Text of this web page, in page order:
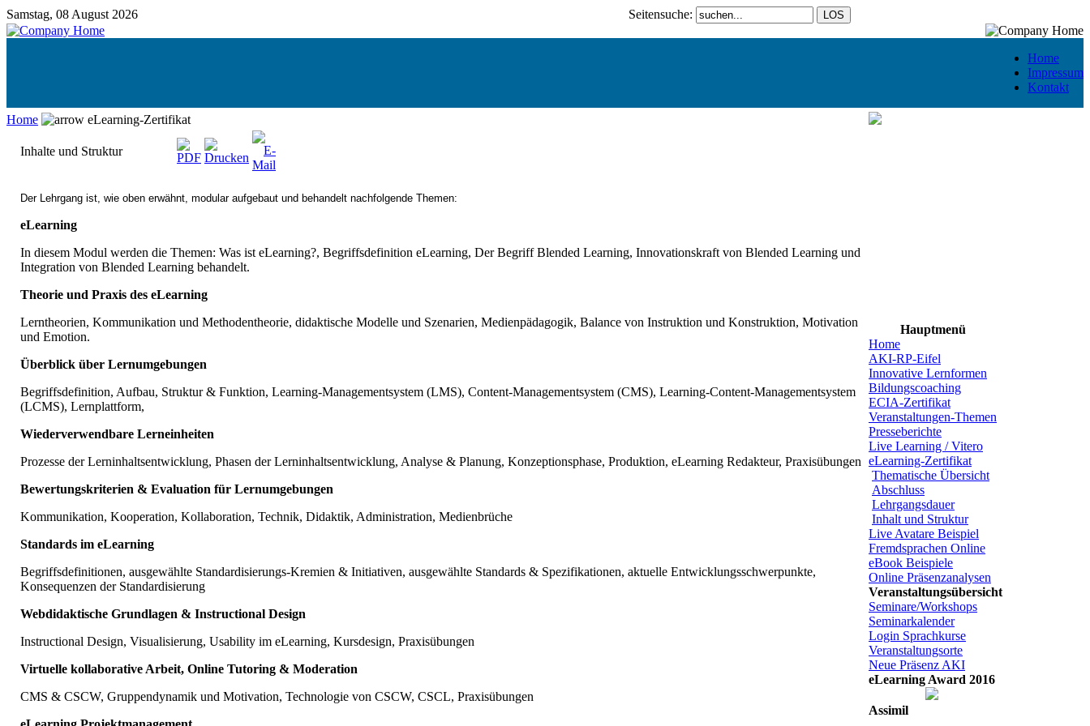
Samstag, 08 August 2026 Seitensuche:
Home
Impressum
Kontakt
Home eLearning-Zertifikat
Inhalte und Struktur
Der Lehrgang ist, wie oben erwähnt, modular aufgebaut und behandelt nachfolgende Themen:
eLearning
In diesem Modul werden die Themen: Was ist eLearning?, Begriffsdefinition eLearning, Der Begriff Blended Learning, Innovationskraft von Blended Learning und
Integration von Blended Learning behandelt.
Theorie und Praxis des eLearning
Lerntheorien, Kommunikation und Methodentheorie, didaktische Modelle und Szenarien, Medienpädagogik, Balance von Instruktion und Konstruktion, Motivation
und Emotion.
Überblick über Lernumgebungen
Begriffsdefinition, Aufbau, Struktur & Funktion, Learning-Managementsystem (LMS), Content-Managementsystem (CMS), Learning-Content-Managementsystem
(LCMS), Lernplattform,
Wiederverwendbare Lerneinheiten
Prozesse der Lerninhaltsentwicklung, Phasen der Lerninhaltsentwicklung, Analyse & Planung, Konzeptionsphase, Produktion, eLearning Redakteur, Praxisübungen
Bewertungskriterien & Evaluation für Lernumgebungen
Kommunikation, Kooperation, Kollaboration, Technik, Didaktik, Administration, Medienbrüche
Standards im eLearning
Begriffsdefinitionen, ausgewählte Standardisierungs-Kremien & Initiativen, ausgewählte Standards & Spezifikationen, aktuelle Entwicklungsschwerpunkte,
Konsequenzen der Standardisierung
Webdidaktische Grundlagen & Instructional Design
Instructional Design, Visualisierung, Usability im eLearning, Kursdesign, Praxisübungen
Virtuelle kollaborative Arbeit, Online Tutoring & Moderation
CMS & CSCW, Gruppendynamik und Motivation, Technologie von CSCW, CSCL, Praxisübungen
Hauptmenü
Home
AKI-RP-Eifel
Innovative Lernformen
Bildungscoaching
ECIA-Zertifikat
Veranstaltungen-Themen
Presseberichte
Live Learning / Vitero
eLearning-Zertifikat
Thematische Übersicht
Abschluss
Lehrgangsdauer
Inhalt und Struktur
Live Avatare Beispiel
Fremdsprachen Online
eBook Beispiele
Online Präsenzanalysen
Veranstaltungsübersicht
Seminare/Workshops
Seminarkalender
Login Sprachkurse
Veranstaltungsorte
Neue Präsenz AKI
eLearning Award 2016
Assimil